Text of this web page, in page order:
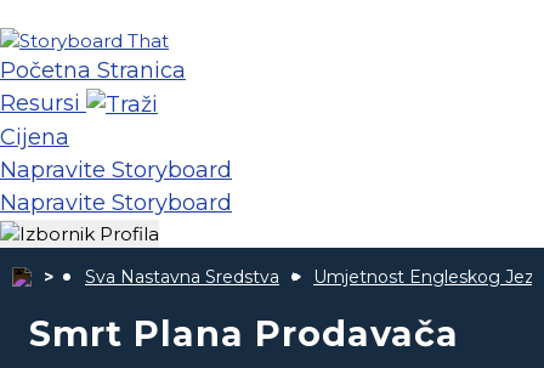
Početna Stranica
Resursi
Cijena
Napravite Storyboard
Napravite Storyboard
Sva Nastavna Sredstva Umjetnost Engleskog
Smrt Plana Prodavača